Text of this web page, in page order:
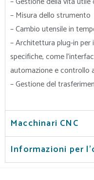
– Misura dello strumento
– Cambio utensile in
– Architettura plug-in
specifiche, come
automazione e controllo
– Gestione del
Macchinari CNC
Informazioni per